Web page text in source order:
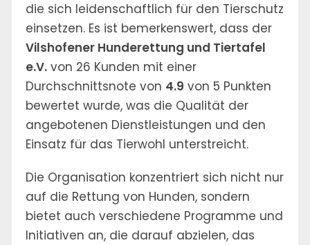
die sich leidenschaftlich für den Tierschutz
einsetzen. Es ist bemerkenswert, dass der
Vilshofener Hunderettung und Tiertafel
e.V. von 26 Kunden mit einer
Durchschnittsnote von 4.9 von 5 Punkten
bewertet wurde, was die Qualität der
angebotenen Dienstleistungen und den
Einsatz für das Tierwohl unterstreicht.
Die Organisation konzentriert sich nicht nur
auf die Rettung von Hunden, sondern
bietet auch verschiedene Programme und
Initiativen an, die darauf abzielen, das